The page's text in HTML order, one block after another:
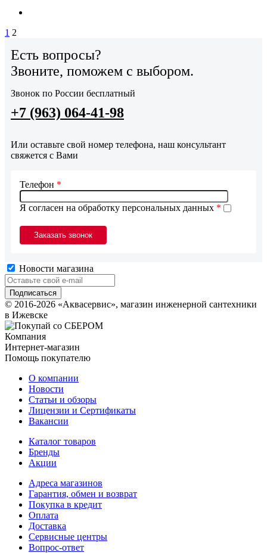
1 2
Есть вопросы?
Звоните, поможем с выбором.
Звонок по России бесплатный
+7 (963) 064-41-98
Или оставьте свой номер телефона, наш консультант
свяжется с Вами
Я согласен на обработку персональных данных *
Телефон *
Новости магазина
© 2016-2026 «Аквасервис», магазин инженерной сантехники
в Ижевске
Компания
Интернет-магазин
Помощь покупателю
О компании
Новости
Статьи и обзоры
Лицензии и Сертификаты
Вакансии
Каталог товаров
Бренды
Акции
Адреса магазинов
Гарантия, обмен и возврат
Покупка в кредит
Оплата
Доставка
Сервисные центры
Вопрос-ответ